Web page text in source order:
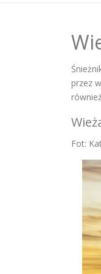
przez
Fot: